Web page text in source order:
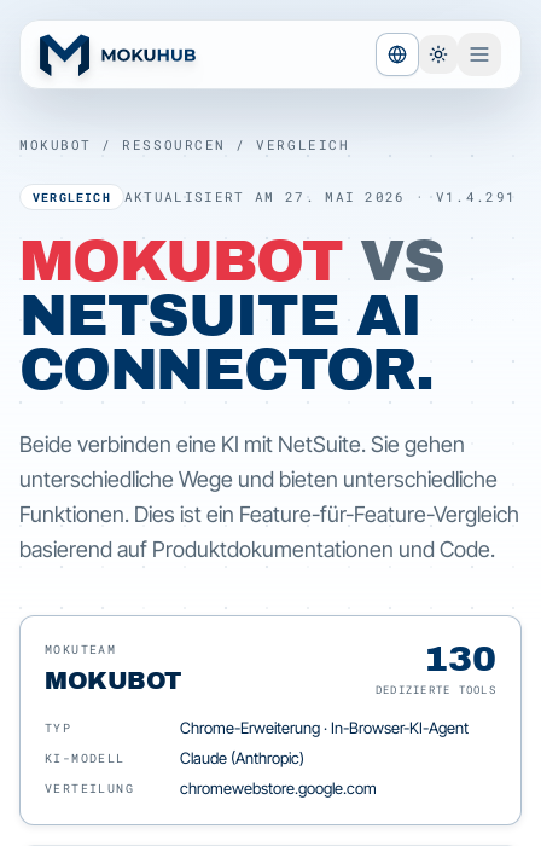
SPRACHE
MOKUBOT / RESSOURCEN / VERGLEICH
VERGLEICH AKTUALISIERT AM 27. MAI 2026 · V1.4.291
MOKUBOT VS
NETSUITE AI
CONNECTOR.
Beide verbinden eine KI mit NetSuite. Sie gehen
unterschiedliche Wege und bieten unterschiedliche
Funktionen. Dies ist ein Feature-für-Feature-Vergleich
basierend auf Produktdokumentationen und Code.
MOKUTEAM
MOKUBOT
130
DEDIZIERTE TOOLS
TYP Chrome-Erweiterung · In-Browser-KI-Agent
KI-MODELL Claude (Anthropic)
VERTEILUNG chromewebstore.google.com